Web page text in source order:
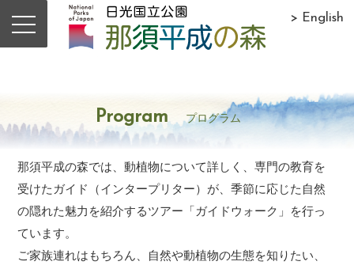
> English
Program プログラム
那須平成の森では、動植物について詳しく、専門の教育を
受けたガイド（インタープリター）が、季節に応じた自然
の隠れた魅力を紹介するツアー「ガイドウォーク」を行っ
ています。
ご家族連れはもちろん、自然や動植物の生態を知りたい、